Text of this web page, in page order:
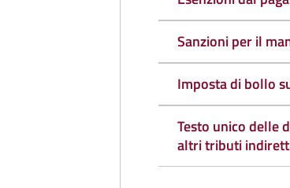
Sanzioni per il
Imposta di bollo
Testo unico delle
altri tributi